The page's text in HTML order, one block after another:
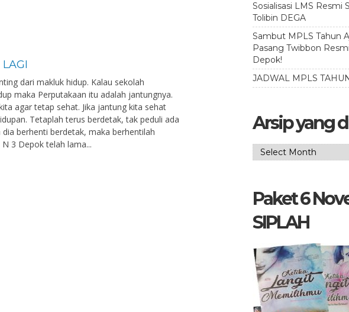
dari makluk hidup. Kalau sekolah
maka Perputakaan itu adalah jantungnya.
agar tetap sehat. Jika jantung kita sehat
Tetaplah terus berdetak, tak peduli ada
berhenti berdetak, maka berhentilah
3 Depok telah lama...
Sosialisasi LMS Resmi
Tolibin DEGA
Sambut MPLS Tahun
Pasang Twibbon
Depok!
JADWAL MPLS
Arsip yang
Arsip
Paket 6
SIPLAH